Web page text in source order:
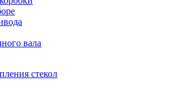
вала
стекол